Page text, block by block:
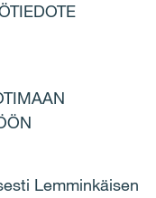
Lemminkäisen